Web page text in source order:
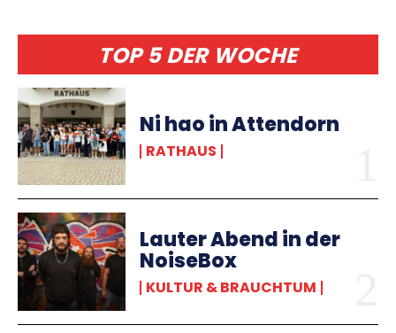
TOP 5 DER WOCHE
Ni hao in Attendorn
RATHAUS
Lauter Abend in der
NoiseBox
KULTUR & BRAUCHTUM